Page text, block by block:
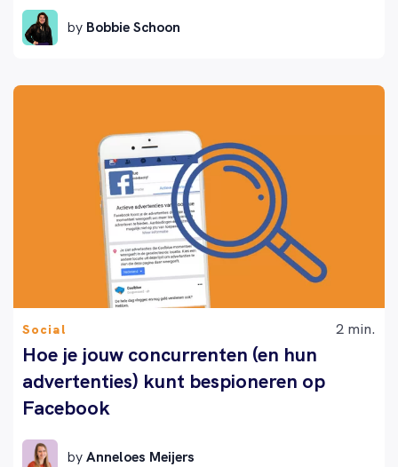
by Bobbie Schoon
Social 2 min.
Hoe je jouw concurrenten (en hun
advertenties) kunt bespioneren op
Facebook
byAnneloes Meijers